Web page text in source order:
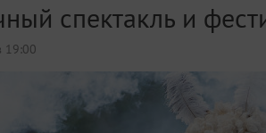
спектакль и
19:00